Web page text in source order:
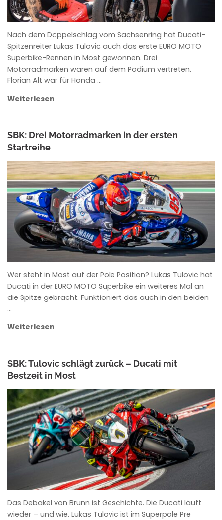
Nach dem Doppelschlag vom Sachsenring hat Ducati-
Spitzenreiter Lukas Tulovic auch das erste EURO MOTO
Superbike-Rennen in Most gewonnen. Drei
Motorradmarken waren auf dem Podium vertreten.
Florian Alt war für Honda …
Weiterlesen
SBK: Drei Motorradmarken in der ersten
Startreihe
ANKE WIECZOREK
Wer steht in Most auf der Pole Position? Lukas Tulovic hat
Ducati in der EURO MOTO Superbike ein weiteres Mal an
die Spitze gebracht. Funktioniert das auch in den beiden
…
Weiterlesen
SBK: Tulovic schlägt zurück – Ducati mit
Bestzeit in Most
ANKE WIECZOREK
Das Debakel von Brünn ist Geschichte. Die Ducati läuft
wieder – und wie. Lukas Tulovic ist im Superpole Pre